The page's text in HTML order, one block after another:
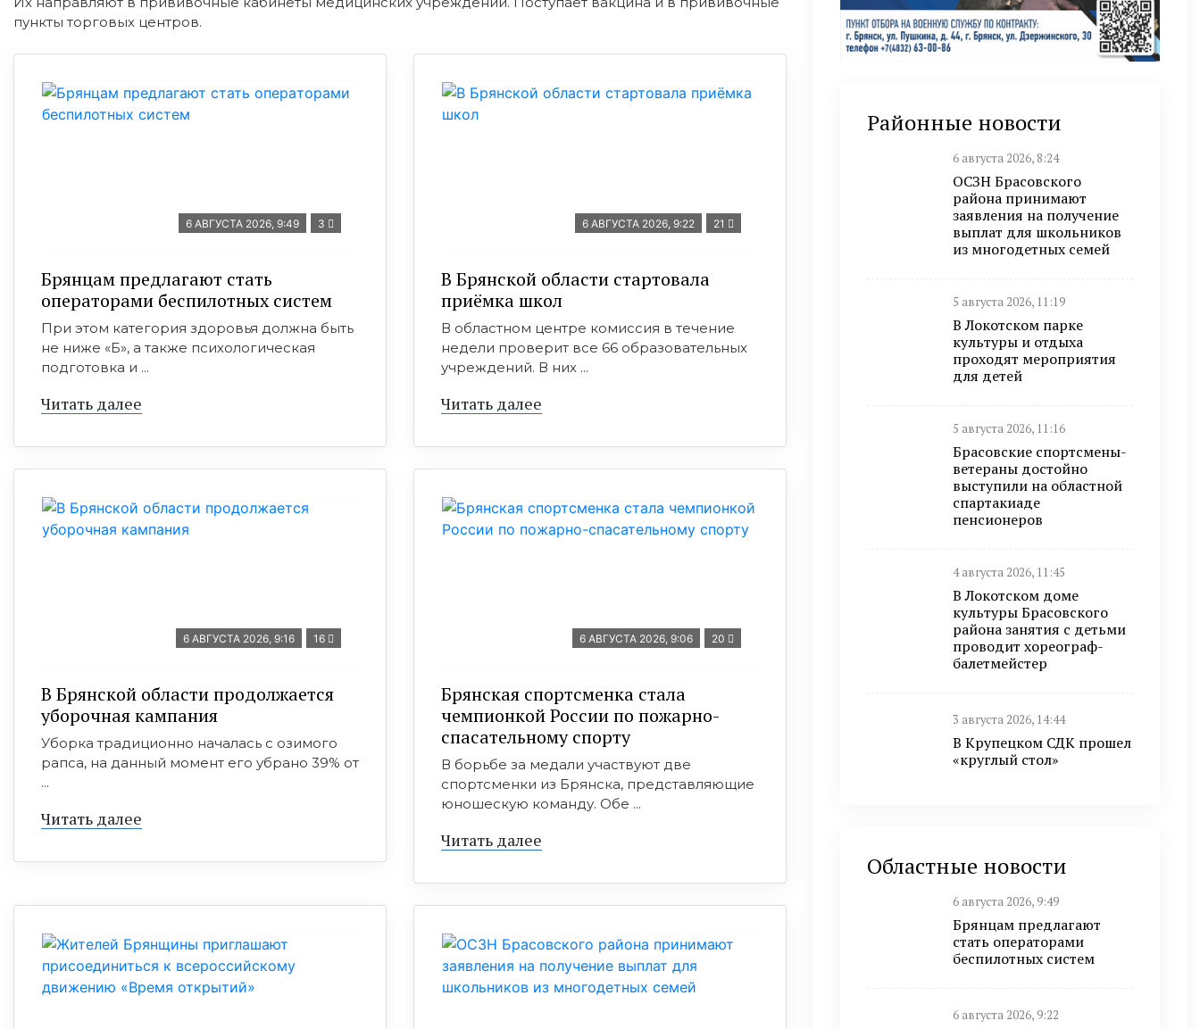
пункты торговых центров.
6 АВГУСТА 2026, 9:49 3
Брянцам предлагают стать
оперaторами бeспилотных систeм
При этом категория здоровья должна быть
не ниже «Б», а также психологическая
подготовка и ...
Читать далее
6 АВГУСТА 2026, 9:22 21
В Брянской области стартовала
приёмка школ
В областном центре комиссия в течение
недели проверит все 66 образовательных
учреждений. В них ...
Читать далее
6 АВГУСТА 2026, 9:16 16
В Брянской области продолжается
уборочная кампания
Уборка традиционно началась с озимого
рапса, на данный момент его убрано 39% от
...
Читать далее
6 АВГУСТА 2026, 9:06 20
Брянская спортсменка стала
чемпионкой России по пожарно-
спасательному спорту
В борьбе за медали участвуют две
спортсменки из Брянска, представляющие
юношескую команду. Обе ...
Читать далее
Районные новости
6 августа 2026, 8:24
ОСЗН Брасовского
района принимают
заявления на получение
выплат для школьников
из многодетных семей
5 августа 2026, 11:19
В Локотском парке
культуры и отдыха
проходят мероприятия
для детей
5 августа 2026, 11:16
Брасовские спортсмены-
ветераны достойно
выступили на областной
спартакиаде
пенсионеров
4 августа 2026, 11:45
В Локотском доме
культуры Брасовского
района занятия с детьми
проводит хореограф-
балетмейстер
3 августа 2026, 14:44
В Крупецком СДК прошел
«круглый стол»
Областные новости
6 августа 2026, 9:49
Брянцам предлагают
стать оперaторами
бeспилотных систeм
6 августа 2026, 9:22